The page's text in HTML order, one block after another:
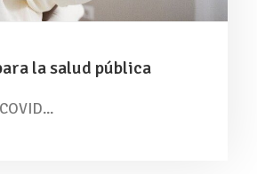
la salud pública